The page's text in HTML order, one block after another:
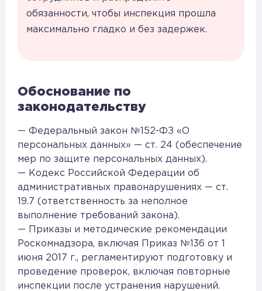
обязанности, чтобы инспекция прошла
максимально гладко и без задержек.
Обоснование по
законодательству
— Федеральный закон №152-ФЗ «О
персональных данных» — ст. 24 (обеспечение
мер по защите персональных данных).
— Кодекс Российской Федерации об
административных правонарушениях — ст.
19.7 (ответственность за неполное
выполнение требований закона).
— Приказы и методические рекомендации
Роскомнадзора, включая Приказ №136 от 1
июня 2017 г., регламентируют подготовку и
проведение проверок, включая повторные
инспекции после устранения нарушений.